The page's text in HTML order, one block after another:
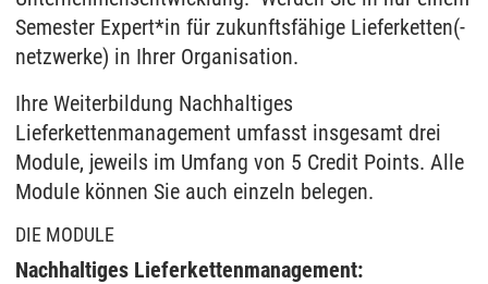
Semester Expert*in für zukunftsfähige Lieferketten(-
netzwerke) in Ihrer Organisation.
Ihre Weiterbildung Nachhaltiges
Lieferkettenmanagement umfasst insgesamt drei
Module, jeweils im Umfang von 5 Credit Points. Alle
Module können Sie auch einzeln belegen.
DIE MODULE
Nachhaltiges Lieferkettenmanagement: